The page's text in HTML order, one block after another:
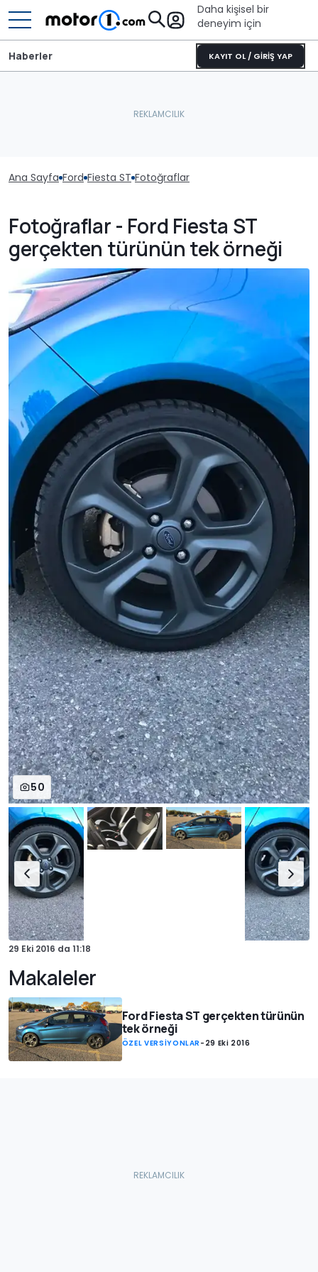
Daha kişisel bir
deneyim için
KAYIT OL / GİRİŞ YAP
Haberler
Ana Sayfa Ford Fiesta ST Fotoğraflar
Fotoğraflar - Ford Fiesta ST
gerçekten türünün tek örneği
50
29 Eki 2016 da 11:18
Makaleler
Ford Fiesta ST gerçekten türünün
tek örneği
ÖZEL VERSİYONLAR - 29 Eki 2016